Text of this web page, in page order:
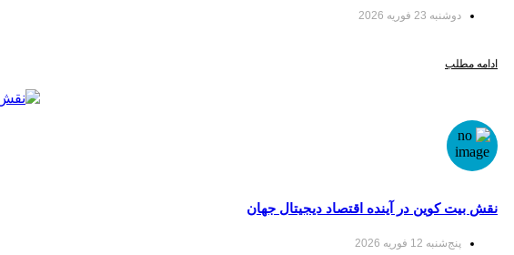
دوشنبه 23 فوریه 2026
ادامه مطلب
نقش بیت کوین در آینده اقتصاد دیجیتال جهان
پنج‌شنبه 12 فوریه 2026